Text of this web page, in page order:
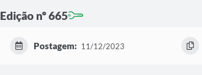
Edição nº 665
Postagem: 11/12/2023